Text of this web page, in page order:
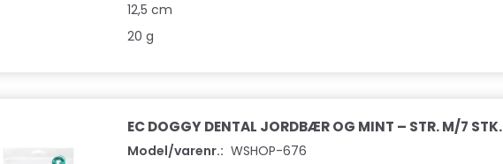
12,5 cm
20 g
EC DOGGY DENTAL JORDBÆR OG MINT – STR. M/7 STK.
Model/varenr.: WSHOP-676